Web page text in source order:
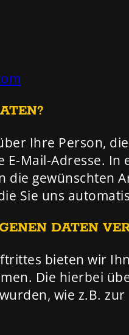
Ihre Person,
Mail-Adresse.
gewünschten
Sie uns
DATEN
bieten wir
Die hierbei
wie z.B.